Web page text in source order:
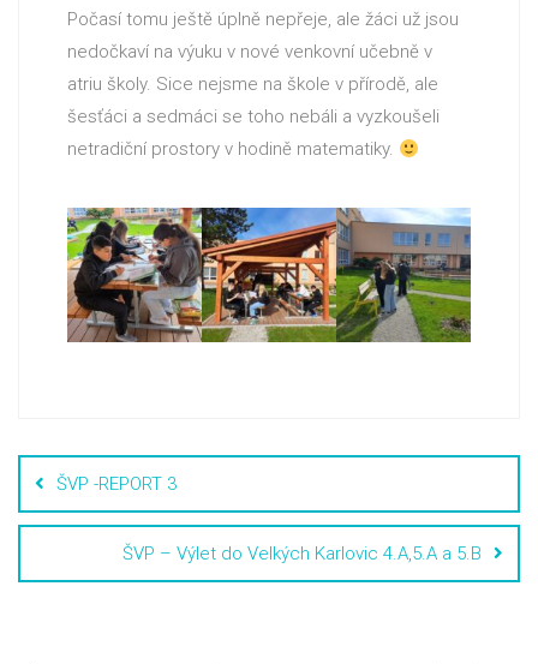
Počasí tomu ještě úplně nepřeje, ale žáci už jsou
nedočkaví na výuku v nové venkovní učebně v
atriu školy. Sice nejsme na škole v přírodě, ale
šesťáci a sedmáci se toho nebáli a vyzkoušeli
netradiční prostory v hodině matematiky.
ŠVP -REPORT 3
ŠVP – Výlet do Velkých Karlovic 4.A,5.A a 5.B